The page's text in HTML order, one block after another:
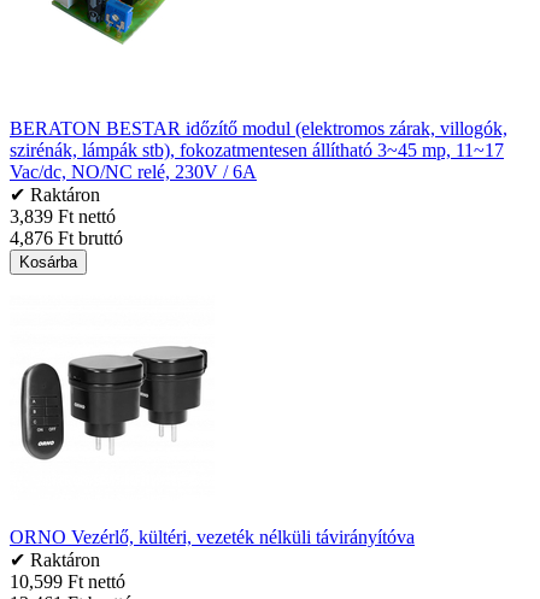
BERATON BESTAR időzítő modul (elektromos zárak, villogók,
szirénák, lámpák stb), fokozatmentesen állítható 3~45 mp, 11~17
Vac/dc, NO/NC relé, 230V / 6A
✔ Raktáron
3,839 Ft nettó
4,876 Ft bruttó
Kosárba
ORNO Vezérlő, kültéri, vezeték nélküli távirányítóva
✔ Raktáron
10,599 Ft nettó